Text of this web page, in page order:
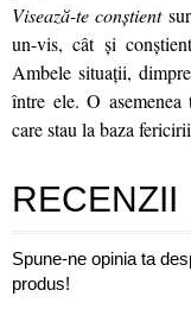
Visează-te conştient
un-vis, cât şi
Ambele situaţii,
între ele. O
care stau la baza
RECENZII
Spune-ne opinia ta
produs!